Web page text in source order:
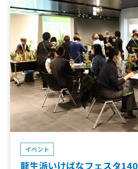
イベント
龍生派いけばなフェスタ140